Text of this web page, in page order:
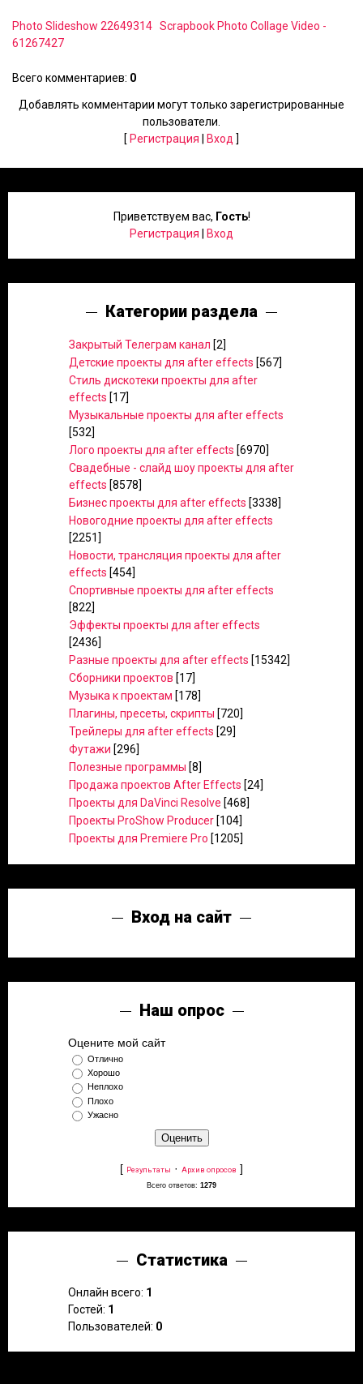
Photo Slideshow 22649314 Scrapbook Photo Collage Video -
61267427
Всего комментариев: 0
Добавлять комментарии могут только зарегистрированные
пользователи.
[ Регистрация Вход ]
Приветствуем вас, Гость!
Регистрация
Вход
Категории раздела
Закрытый Телеграм канал [2]
Детские проекты для after effects [567]
Стиль дискотеки проекты для after
effects [17]
Музыкальные проекты для after effects
[532]
Лого проекты для after effects [6970]
Свадебные - слайд шоу проекты для after
effects [8578]
Бизнес проекты для after effects [3338]
Новогодние проекты для after effects
[2251]
Новости, трансляция проекты для after
effects [454]
Спортивные проекты для after effects
[822]
Эффекты проекты для after effects
[2436]
Разные проекты для after effects [15342]
Сборники проектов [17]
Музыка к проектам [178]
Плагины, пресеты, скрипты [720]
Трейлеры для after effects [29]
Футажи [296]
Полезные программы [8]
Продажа проектов After Effects [24]
Проекты для DaVinci Resolve [468]
Проекты ProShow Producer [104]
Проекты для Premiere Pro [1205]
Вход на сайт
Наш опрос
Оцените мой сайт
Отлично
Хорошо
Неплохо
Плохо
Ужасно
[ Результаты · Архив опросов ]
Всего ответов: 1279
Статистика
Онлайн всего: 1
Гостей: 1
Пользователей: 0